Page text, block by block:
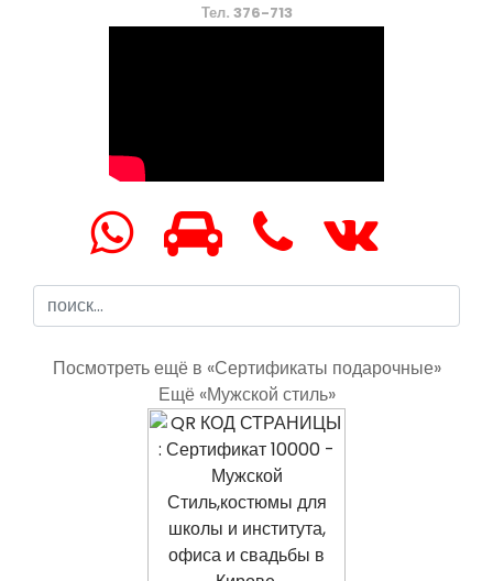
Тел. 376-713
Посмотреть ещё в «Сертификаты подарочные»
Ещё «Мужской стиль»